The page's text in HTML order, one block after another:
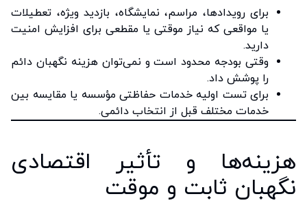
برای رویدادها، مراسم، نمایشگاه، بازدید ویژه، تعطیلات
یا مواقعی که نیاز موقتی یا مقطعی برای افزایش امنیت
دارید.
وقتی بودجه محدود است و نمی‌توان هزینه نگهبان دائم
را پوشش داد.
برای تست اولیه خدمات حفاظتی مؤسسه یا مقایسه بین
خدمات مختلف قبل از انتخاب دائمی.
هزینه‌ها و تأثیر اقتصادی
نگهبان ثابت و موقت